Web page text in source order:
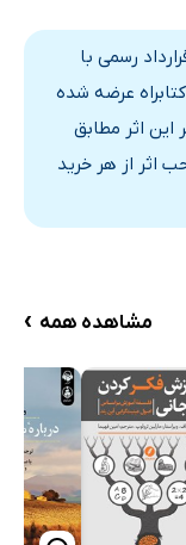
رسمی با
عرضه شده
اثر مطابق
اثر از هر خرید
مشاهده همه ›